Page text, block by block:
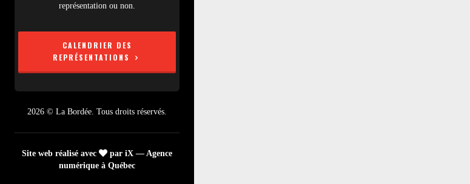
représentation ou non.
CALENDRIER DES
REPRÉSENTATIONS
2026 © La Bordée. Tous droits réservés.
Site web réalisé avec
par iX — Agence
numérique à Québec